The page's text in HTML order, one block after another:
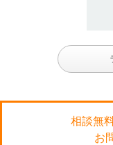
相談無
お